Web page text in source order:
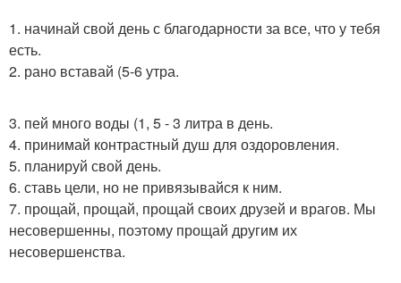
1. начинай свой день с благодарности за все, что у тебя
есть.
2. рано вставай (5-6 утра.
3. пей много воды (1, 5 - 3 литра в день.
4. принимай контрастный душ для оздоровления.
5. планируй свой день.
6. ставь цели, но не привязывайся к ним.
7. прощай, прощай, прощай своих друзей и врагов. Мы
несовершенны, поэтому прощай другим их
несовершенства.